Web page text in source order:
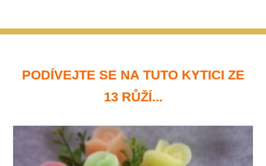
PODÍVEJTE SE NA TUTO KYTICI ZE
13 RŮŽÍ...